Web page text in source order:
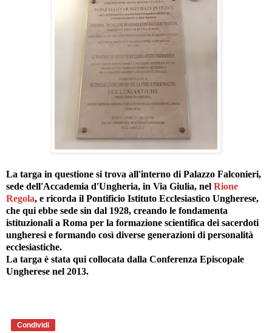
La targa in questione si trova all'interno di Palazzo Falconieri,
sede dell'Accademia d'Ungheria, in Via Giulia, nel Rione
Regola, e ricorda il Pontificio Istituto Ecclesiastico Ungherese,
che qui ebbe sede sin dal 1928, creando le fondamenta
istituzionali a Roma per la formazione scientifica dei sacerdoti
ungheresi e formando così diverse generazioni di personalità
ecclesiastiche.
La targa è stata qui collocata dalla Conferenza Episcopale
Ungherese nel 2013.
Condividi